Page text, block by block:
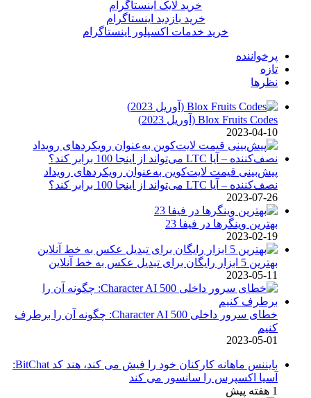
خرید لایک اینستاگرام
خرید بازدید اینستاگرام
خرید خدمات اکسپلور اینستاگرام
پرخواننده
تازه
نظرها
Blox Fruits Codes (آوریل 2023)
2023-04-10
پیش‌بینی قیمت لایت‌کوین به‌عنوان رویکردهای رویداد
نصف‌کننده – آیا LTC می‌تواند از اینجا 100 برابر کند؟
2023-07-26
بهترین وینگرها در فیفا 23
2023-02-19
بهترین 5 ابزار رایگان برای تبدیل عکس به خط آنلاین
2023-05-11
خطای سرور داخلی Character AI 500: چگونه آن را برطرف
کنیم
2023-05-01
بایننس ماهانه کارکنان خود را فیش می کند، هند کد BitChat:
آسیا اکسپرس را سانسور می کند
1 هفته پیش